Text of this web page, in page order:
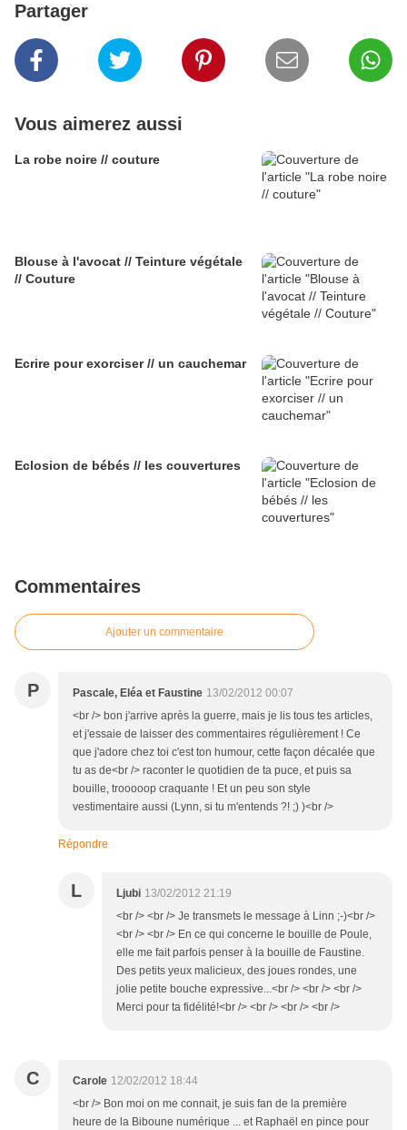
Partager
Vous aimerez aussi
La robe noire // couture
Blouse à l'avocat // Teinture végétale
// Couture
Ecrire pour exorciser // un cauchemar
Eclosion de bébés // les couvertures
Commentaires
Ajouter un commentaire
P Pascale, Eléa et Faustine 13/02/2012 00:07
<br /> bon j'arrive après la guerre, mais je lis tous tes articles,
et j'essaie de laisser des commentaires régulièrement ! Ce
que j'adore chez toi c'est ton humour, cette façon décalée que
tu as de<br /> raconter le quotidien de ta puce, et puis sa
bouille, trooooop craquante ! Et un peu son style
vestimentaire aussi (Lynn, si tu m'entends ?! ;) )<br />
Répondre
L Ljubi 13/02/2012 21:19
<br /> <br /> Je transmets le message à Linn ;-)<br />
<br /> <br /> En ce qui concerne le bouille de Poule,
elle me fait parfois penser à la bouille de Faustine.
Des petits yeux malicieux, des joues rondes, une
jolie petite bouche expressive...<br /> <br /> <br />
Merci pour ta fidélité!<br /> <br /> <br /> <br />
C Carole 12/02/2012 18:44
<br /> Bon moi on me connait, je suis fan de la première
heure de la Biboune numérique ... et Raphaël en pince pour